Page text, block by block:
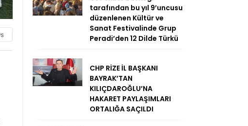
tarafından bu yıl 9’uncusu
düzenlenen Kültür ve
Sanat Festivalinde Grup
Peradi’den 12 Dilde Türkü
CHP RİZE İL BAŞKANI
BAYRAK’TAN
KILIÇDAROĞLU’NA
HAKARET PAYLAŞIMLARI
ORTALIĞA SAÇILDI